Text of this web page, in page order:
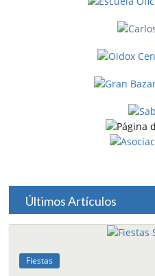
Últimos Artículos
Fiestas